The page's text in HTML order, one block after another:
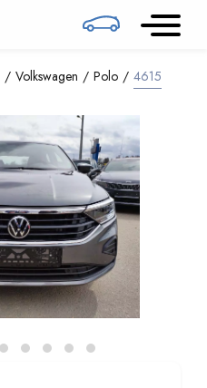
Volkswagen Polo 4615